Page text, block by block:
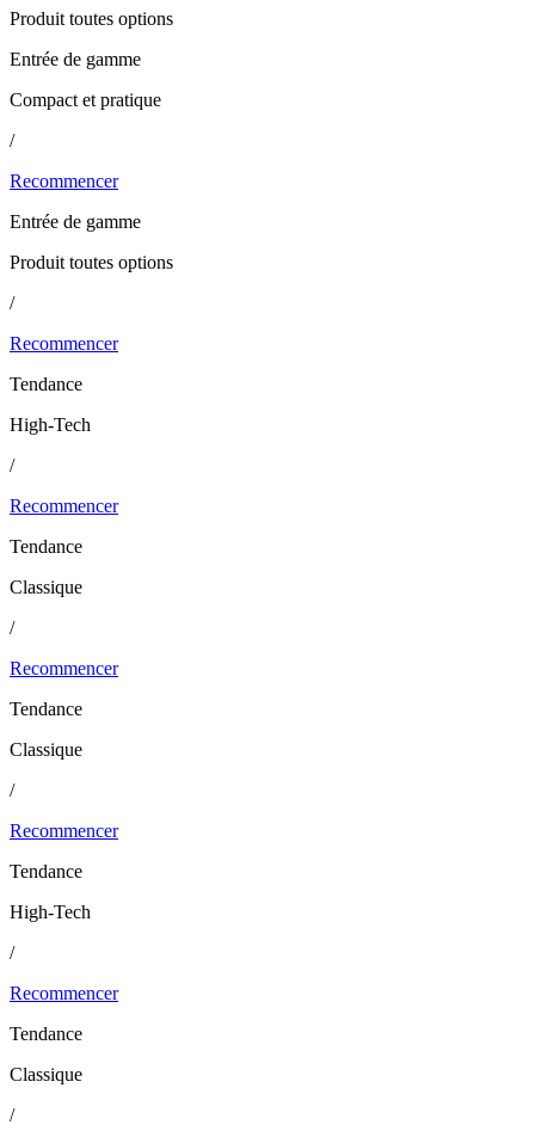
Produit toutes options
Entrée de gamme
Compact et pratique
/
Recommencer
Entrée de gamme
Produit toutes options
/
Recommencer
Tendance
High-Tech
/
Recommencer
Tendance
Classique
/
Recommencer
Tendance
Classique
/
Recommencer
Tendance
High-Tech
/
Recommencer
Tendance
Classique
/